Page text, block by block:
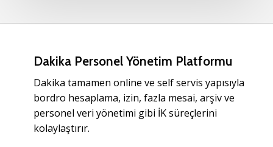
Dakika Personel Yönetim Platformu
Dakika tamamen online ve self servis yapısıyla
bordro hesaplama, izin, fazla mesai, arşiv ve
personel veri yönetimi gibi İK süreçlerini
kolaylaştırır.